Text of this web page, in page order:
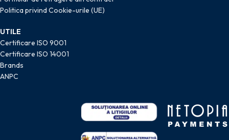
Politica privind Cookie-urile (UE)
UTILE
Certificare ISO 9001
Certificare ISO 14001
Brands
ANPC